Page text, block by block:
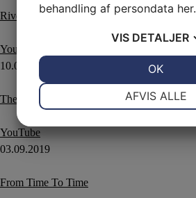
Rivers of Babylon EZ
YouTube
10.09.2019
These Old Boots
YouTube
03.09.2019
From Time To Time
behandling af persondata her.
VIS DETALJER
AFVIS ALLE
OK